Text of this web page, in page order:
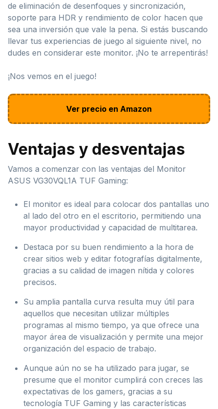
de eliminación de desenfoques y sincronización,
soporte para HDR y rendimiento de color hacen que
sea una inversión que vale la pena. Si estás buscando
llevar tus experiencias de juego al siguiente nivel, no
dudes en considerar este monitor. ¡No te arrepentirás!
¡Nos vemos en el juego!
Ver precio en Amazon
Ventajas y desventajas
Vamos a comenzar con las ventajas del Monitor
ASUS VG30VQL1A TUF Gaming:
El monitor es ideal para colocar dos pantallas uno
al lado del otro en el escritorio, permitiendo una
mayor productividad y capacidad de multitarea.
Destaca por su buen rendimiento a la hora de
crear sitios web y editar fotografías digitalmente,
gracias a su calidad de imagen nítida y colores
precisos.
Su amplia pantalla curva resulta muy útil para
aquellos que necesitan utilizar múltiples
programas al mismo tiempo, ya que ofrece una
mayor área de visualización y permite una mejor
organización del espacio de trabajo.
Aunque aún no se ha utilizado para jugar, se
presume que el monitor cumplirá con creces las
expectativas de los gamers, gracias a su
tecnología TUF Gaming y las características